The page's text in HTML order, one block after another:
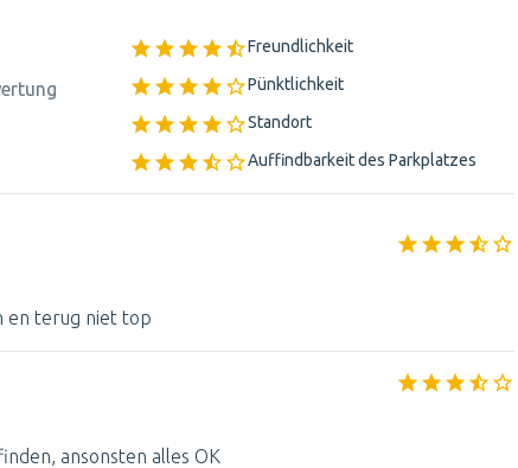
Freundlichkeit
Pünktlichkeit
Standort
Auffindbarkeit des Parkplatzes
en terug niet top
ansonsten alles OK